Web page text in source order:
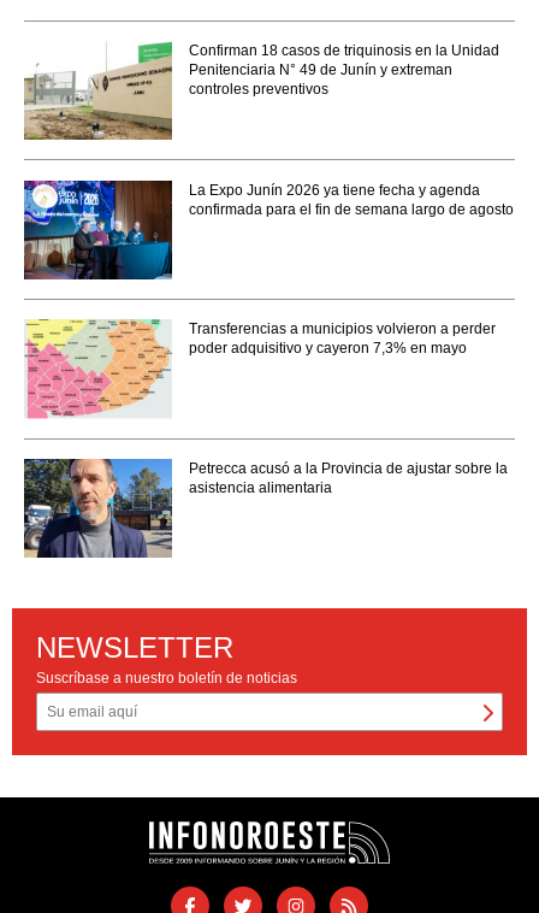
Confirman 18 casos de triquinosis en la Unidad
Penitenciaria N° 49 de Junín y extreman
controles preventivos
La Expo Junín 2026 ya tiene fecha y agenda
confirmada para el fin de semana largo de agosto
Transferencias a municipios volvieron a perder
poder adquisitivo y cayeron 7,3% en mayo
Petrecca acusó a la Provincia de ajustar sobre la
asistencia alimentaria
NEWSLETTER
Suscríbase a nuestro boletín de noticias